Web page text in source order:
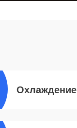
Охлаждение